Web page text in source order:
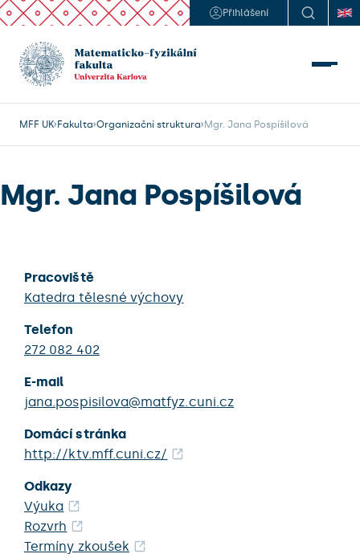
Přihlášení
MFF UK Fakulta Organizační struktura Mgr. Jana Pospíšilová
Mgr. Jana Pospíšilová
Pracoviště
Katedra tělesné výchovy
Telefon
272 082 402
E-mail
jana.pospisilova@matfyz.cuni.cz
Domácí stránka
http://ktv.mff.cuni.cz/
Odkazy
Výuka
Rozvrh
Termíny zkoušek